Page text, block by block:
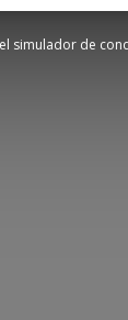
simulador de